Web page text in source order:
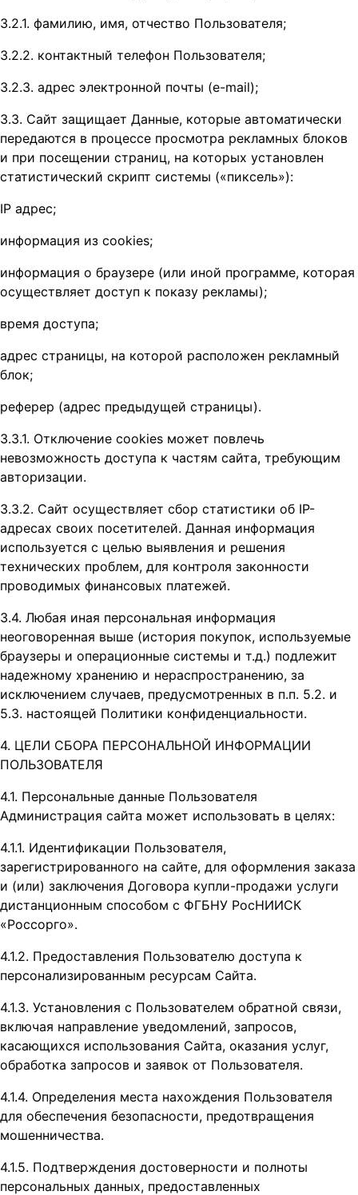
3.2.1. фамилию, имя, отчество Пользователя;
3.2.2. контактный телефон Пользователя;
3.2.3. адрес электронной почты (e-mail);
3.3. Сайт защищает Данные, которые автоматически
передаются в процессе просмотра рекламных блоков
и при посещении страниц, на которых установлен
статистический скрипт системы («пиксель»):
IP адрес;
информация из cookies;
информация о браузере (или иной программе, которая
осуществляет доступ к показу рекламы);
время доступа;
адрес страницы, на которой расположен рекламный
блок;
реферер (адрес предыдущей страницы).
3.3.1. Отключение cookies может повлечь
невозможность доступа к частям сайта, требующим
авторизации.
3.3.2. Сайт осуществляет сбор статистики об IP-
адресах своих посетителей. Данная информация
используется с целью выявления и решения
технических проблем, для контроля законности
проводимых финансовых платежей.
3.4. Любая иная персональная информация
неоговоренная выше (история покупок, используемые
браузеры и операционные системы и т.д.) подлежит
надежному хранению и нераспространению, за
исключением случаев, предусмотренных в п.п. 5.2. и
5.3. настоящей Политики конфиденциальности.
4. ЦЕЛИ СБОРА ПЕРСОНАЛЬНОЙ ИНФОРМАЦИИ
ПОЛЬЗОВАТЕЛЯ
4.1. Персональные данные Пользователя
Администрация сайта может использовать в целях:
4.1.1. Идентификации Пользователя,
зарегистрированного на сайте, для оформления заказа
и (или) заключения Договора купли-продажи услуги
дистанционным способом с ФГБНУ РосНИИСК
«Россорго».
4.1.2. Предоставления Пользователю доступа к
персонализированным ресурсам Сайта.
4.1.3. Установления с Пользователем обратной связи,
включая направление уведомлений, запросов,
касающихся использования Сайта, оказания услуг,
обработка запросов и заявок от Пользователя.
4.1.4. Определения места нахождения Пользователя
для обеспечения безопасности, предотвращения
мошенничества.
4.1.5. Подтверждения достоверности и полноты
персональных данных, предоставленных